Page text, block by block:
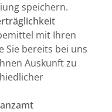
speichern.
mit Ihren
Sie bereits bei uns
Auskunft zu